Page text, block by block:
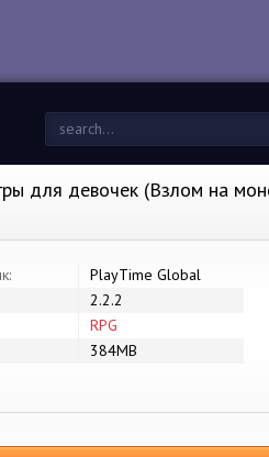
для девочек (Взлом на
PlayTime Global
2.2.2
RPG
384MB